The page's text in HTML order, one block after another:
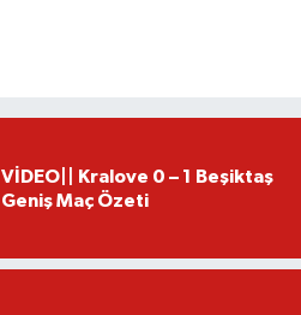
VİDEO|| Kralove 0 – 1 Beşiktaş
Geniş Maç Özeti